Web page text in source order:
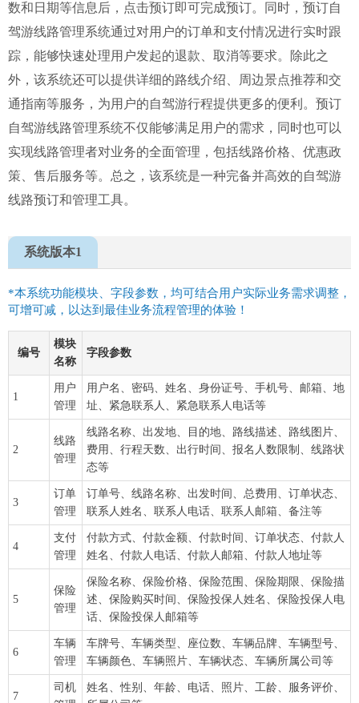
数和日期等信息后，点击预订即可完成预订。同时，预订自
驾游线路管理系统通过对用户的订单和支付情况进行实时跟
踪，能够快速处理用户发起的退款、取消等要求。除此之
外，该系统还可以提供详细的路线介绍、周边景点推荐和交
通指南等服务，为用户的自驾游行程提供更多的便利。预订
自驾游线路管理系统不仅能够满足用户的需求，同时也可以
实现线路管理者对业务的全面管理，包括线路价格、优惠政
策、售后服务等。总之，该系统是一种完备并高效的自驾游
线路预订和管理工具。
系统版本1
*本系统功能模块、字段参数，均可结合用户实际业务需求调整，
可增可减，以达到最佳业务流程管理的体验！
编号
模块
名称
字段参数
1
用户
管理
用户名、密码、姓名、身份证号、手机号、邮箱、地
址、紧急联系人、紧急联系人电话等
2
线路
管理
线路名称、出发地、目的地、路线描述、路线图片、
费用、行程天数、出行时间、报名人数限制、线路状
态等
3
订单
管理
订单号、线路名称、出发时间、总费用、订单状态、
联系人姓名、联系人电话、联系人邮箱、备注等
4
支付
管理
付款方式、付款金额、付款时间、订单状态、付款人
姓名、付款人电话、付款人邮箱、付款人地址等
5
保险
管理
保险名称、保险价格、保险范围、保险期限、保险描
述、保险购买时间、保险投保人姓名、保险投保人电
话、保险投保人邮箱等
6
车辆
管理
车牌号、车辆类型、座位数、车辆品牌、车辆型号、
车辆颜色、车辆照片、车辆状态、车辆所属公司等
7
司机
姓名、性别、年龄、电话、照片、工龄、服务评价、